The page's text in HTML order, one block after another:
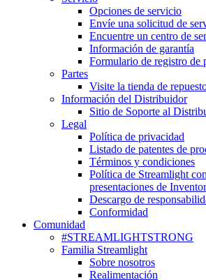
Opciones de servicio
Envíe una solicitud de
Encuentre un centro de
Información de garantía
Formulario de registro de
Partes
Visite la tienda de
Información del Distribuidor
Sitio de Soporte al
Legal
Política de privacidad
Listado de patentes de
Términos y condiciones
Política de Streamlight
presentaciones de Inventor
Descargo de
Conformidad
Comunidad
#STREAMLIGHTSTRONG
Familia Streamlight
Sobre nosotros
Realimentación